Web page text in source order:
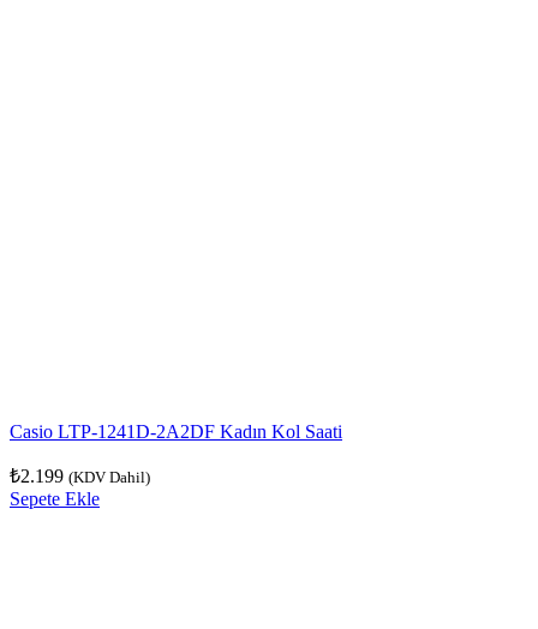
Casio LTP-1241D-2A2DF Kadın Kol Saati
₺2.199 (KDV Dahil)
Sepete Ekle